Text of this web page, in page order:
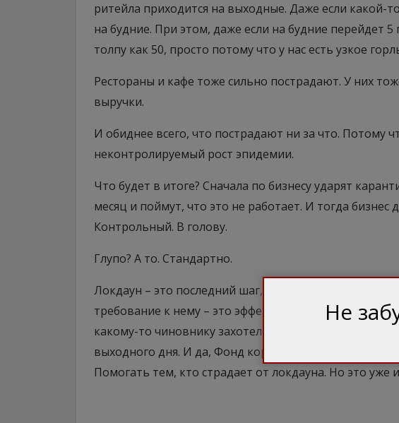
ритейла приходится на выходные. Даже если какой-
на будние. При этом, даже если на будние перейдет
толпу как 50, просто потому что у нас есть узкое
Рестораны и кафе тоже сильно пострадают. У них
выручки.
И обиднее всего, что пострадают ни за что. Потому
неконтролируемый рост эпидемии.
Что будет в итоге? Сначала по бизнесу ударят
месяц и поймут, что это не работает. И тогда
Контрольный. В голову.
Глупо? А то. Стандартно.
Локдаун – это последний шаг, на который должно
требование к нему – это эффективность. Чтобы
какому-то чиновнику захотелось прикрыть свой зад.
выходного дня. И да, Фонд коронавирусный нужен как
Помогать тем, кто страдает от локдауна. Но это уже
Не